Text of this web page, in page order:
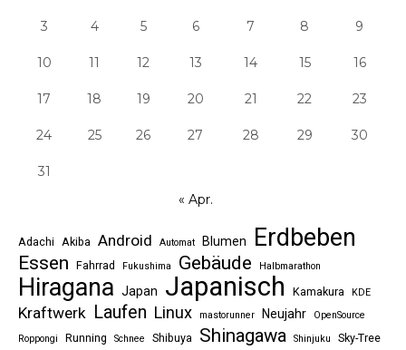
3 4 5 6 7 8 9
10 11 12 13 14 15 16
17 18 19 20 21 22 23
24 25 26 27 28 29 30
31
« Apr.
Adachi Akiba Android Automat Blumen Erdbeben
Essen Fahrrad Fukushima Gebäude Halbmarathon
Hiragana Japan Japanisch Kamakura KDE
Kraftwerk Laufen Linux mastorunner Neujahr
OpenSource
Roppongi
Running Schnee Shibuya Shinagawa Shinjuku Sky-Tree